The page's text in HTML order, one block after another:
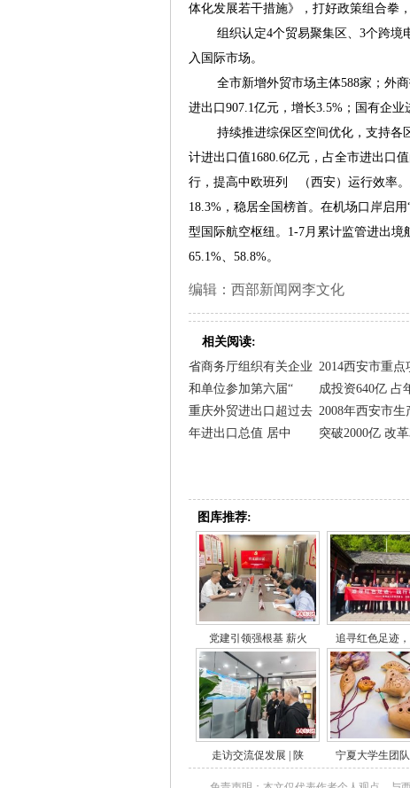
体化发展若干措施》，打好政策组合拳
组织认定4个贸易聚集区、3个跨境电
入国际市场。
全市新增外贸市场主体588家；外商
进出口907.1亿元，增长3.5%；国有企业
持续推进综保区空间优化，支持各区
计进出口值1680.6亿元，占全市进出口
行，提高中欧班列 （西安）运行效率
18.3%，稳居全国榜首。在机场口岸启
型国际航空枢纽。1-7月累计监管进出境
65.1%、58.8%。
编辑：西部新闻网李文化
相关阅读:
省商务厅组织有关企业
和单位参加第六届“
2014西安市重点
成投资640亿 占
重庆外贸进出口超过去
年进出口总值 居中
2008年西安市生
突破2000亿 改
图库推荐:
党建引领强根基 薪火 追寻红色足迹
走访交流促发展 | 陕 宁夏大学生团